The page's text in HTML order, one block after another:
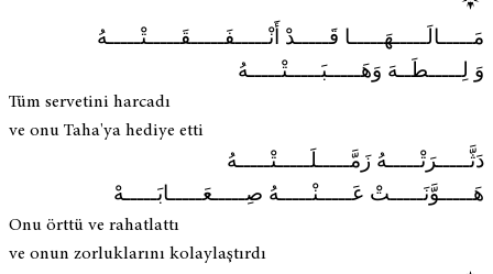
مَـــــالَـــــهَـــــا قَـــــدْ أَنْـــــفَـــــقَـــــتْـــــهُ
وَ لِـــــطَــهَ وَهَـــــبَـــــتْـــــهُ
Tüm servetini harcadı
ve onu Taha'ya hediye etti
دَثَّـــــرَتْـــــهُ زَمَّـــــلَـــــتْـــــهُ
هَـــــوَّنَـــــتْ عَـــــنْـــــهُ صِـــــعَـــــابَـــــهْ
Onu örttü ve rahatlattı
ve onun zorluklarını kolaylaştırdı